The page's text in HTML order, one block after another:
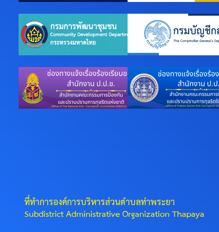
ที่ทำการองค์การบริหารส่วนตำบลท่าพระยา
Subdistrict Administrative Organization Thapaya